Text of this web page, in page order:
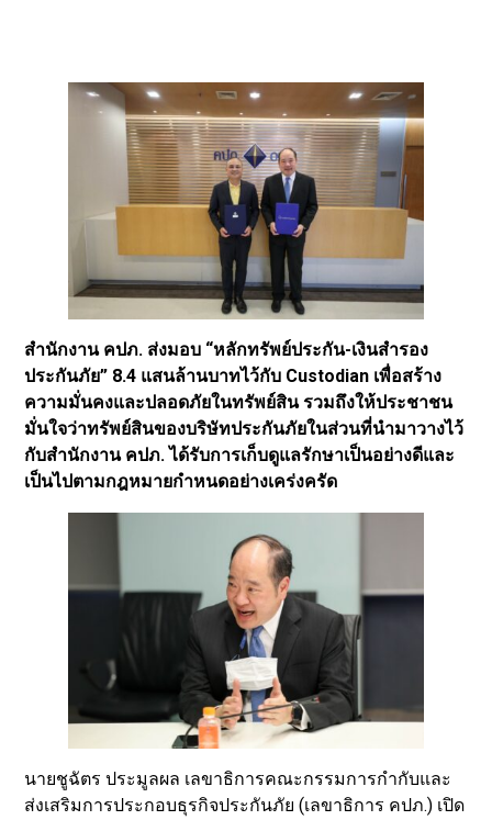
สำนักงาน คปภ. ส่งมอบ “หลักทรัพย์ประกัน-เงินสำรอง
ประกันภัย” 8.4 แสนล้านบาทไว้กับ Custodian เพื่อสร้าง
ความมั่นคงและปลอดภัยในทรัพย์สิน รวมถึงให้ประชาชน
มั่นใจว่าทรัพย์สินของบริษัทประกันภัยในส่วนที่นำมาวางไว้
กับสำนักงาน คปภ. ได้รับการเก็บดูแลรักษาเป็นอย่างดีและ
เป็นไปตามกฎหมายกำหนดอย่างเคร่งครัด
นายชูฉัตร ประมูลผล เลขาธิการคณะกรรมการกำกับและ
ส่งเสริมการประกอบธุรกิจประกันภัย (เลขาธิการ คปภ.) เปิด